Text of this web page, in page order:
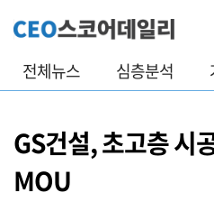
전체뉴스 심층분석
GS건설, 초고층 시
MOU